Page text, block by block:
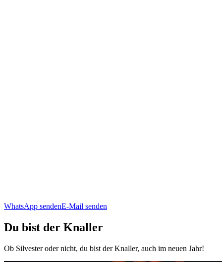
WhatsApp sendenE-Mail senden
Du bist der Knaller
Ob Silvester oder nicht, du bist der Knaller, auch im neuen Jahr!